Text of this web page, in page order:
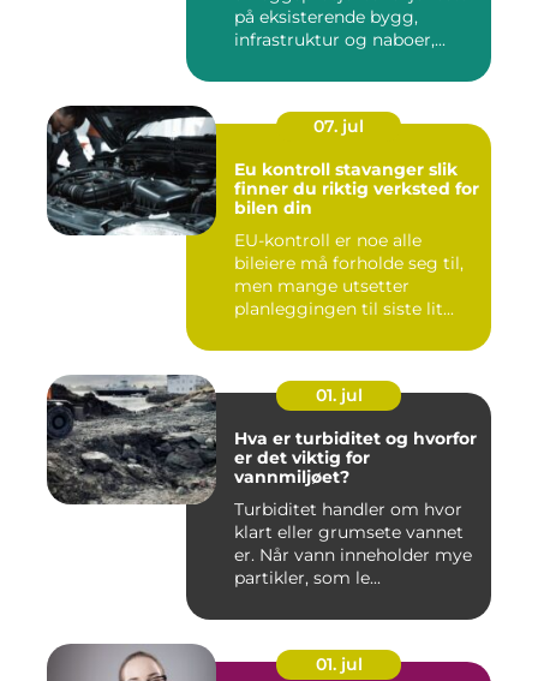
på eksisterende bygg,
infrastruktur og naboer,...
07. jul
Eu kontroll stavanger slik
finner du riktig verksted for
bilen din
EU-kontroll er noe alle
bileiere må forholde seg til,
men mange utsetter
planleggingen til siste lit...
01. jul
Hva er turbiditet og hvorfor
er det viktig for
vannmiljøet?
Turbiditet handler om hvor
klart eller grumsete vannet
er. Når vann inneholder mye
partikler, som le...
01. jul